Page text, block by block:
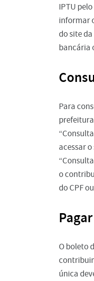
IPTU
informar
do site
bancária
Para
acessar
o
do CPF
O boleto
única